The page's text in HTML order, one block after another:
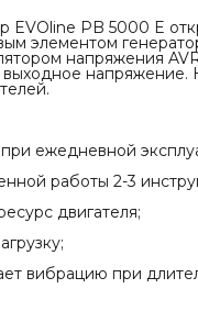
PB 5000 E
элементом
напряжения
напряжение.
ежедневной
работы 2-3
двигателя;
вибрацию при